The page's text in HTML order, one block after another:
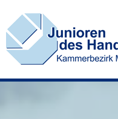
Inhalt
springen